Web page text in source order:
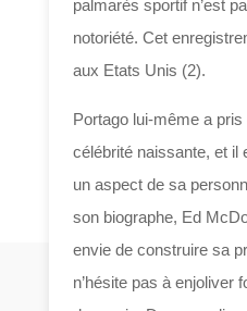
palmarès sportif n’est
notoriété. Cet
aux Etats Unis (2).
Portago lui-même a
célébrité naissante, et il
un aspect de sa
son biographe, Ed
envie de construire sa
n’hésite pas à enjoliver